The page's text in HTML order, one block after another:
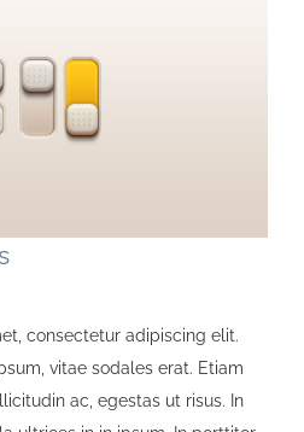
consectetur adipiscing elit.
vitae sodales erat. Etiam
ac, egestas ut risus. In